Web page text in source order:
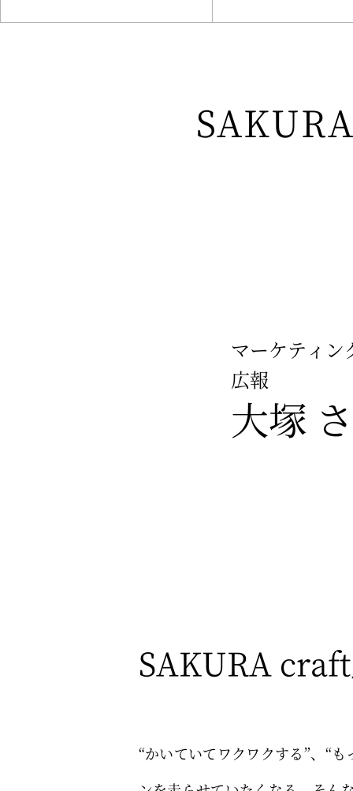
マーケティン
広報
大塚
SAKURA
“かいていてワクワクする”、“